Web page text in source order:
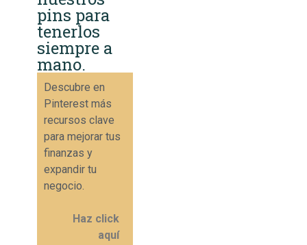
pins para
tenerlos
siempre a
mano.
Descubre en
Pinterest más
recursos clave
para mejorar tus
finanzas y
expandir tu
negocio.
Haz click
aquí